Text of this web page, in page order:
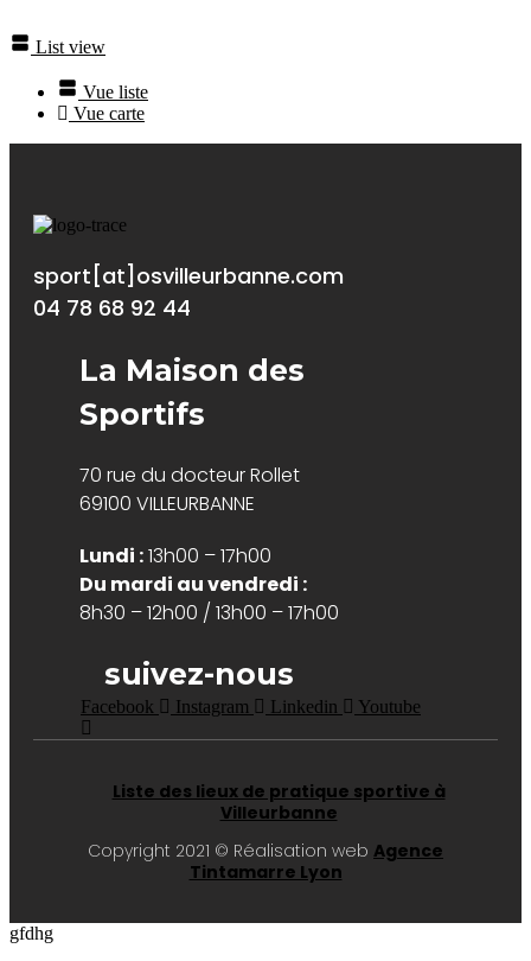
List view
Vue liste
Vue carte
sport[at]osvilleurbanne.com
04 78 68 92 44
La Maison des
Sportifs
70 rue du docteur Rollet
69100 VILLEURBANNE
Lundi :13h00 – 17h00
Du mardi au vendredi :
8h30 – 12h00 / 13h00 – 17h00
suivez-nous
Facebook Instagram Linkedin Youtube
Liste des lieux de pratique sportive à
Villeurbanne
Copyright 2021 © Réalisation web Agence
Tintamarre Lyon
gfdhg